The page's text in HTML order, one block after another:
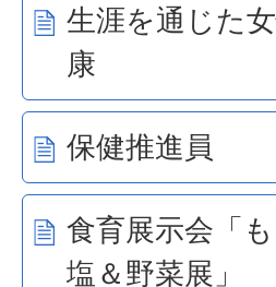
生涯を通じた
康
保健推進員
食育展示会「
塩＆野菜展」